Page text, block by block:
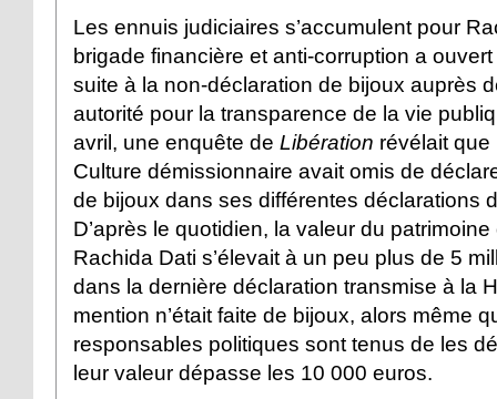
Les ennuis judiciaires s’accumulent pour
brigade financière et anti-corruption a ouvert
suite à la non-déclaration de bijoux auprès
autorité pour la transparence de la vie
avril, une enquête de Libération révélait que
Culture démissionnaire avait omis de
de bijoux dans ses différentes déclarations
D’après le quotidien, la valeur du
Rachida Dati s’élevait à un peu plus de 5
dans la dernière déclaration transmise à la
mention n’était faite de bijoux, alors même
responsables politiques sont tenus de les
leur valeur dépasse les 10 000 euros.